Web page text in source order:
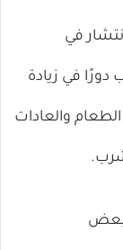
في
دورًا في زيادة
والعادات